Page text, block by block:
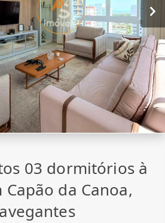
03 dormitórios à
da Canoa,